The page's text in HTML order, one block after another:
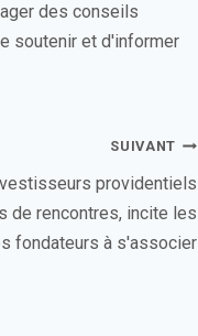
des conseils
soutenir et d'informer
SUIVANT
providentiels
de rencontres, incite les
fondateurs à s'associer